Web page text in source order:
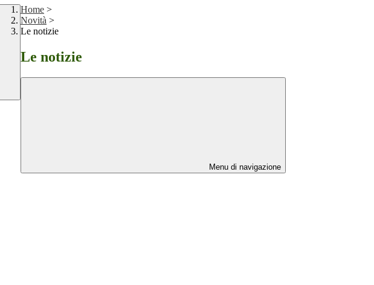
Home >
Novità >
Le notizie
Le notizie
Menu di navigazione